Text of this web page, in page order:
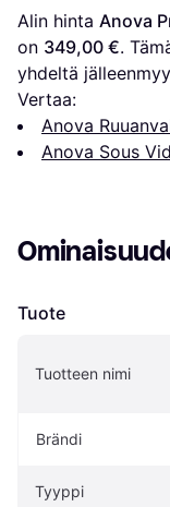
Alin hinta Anova
on 349,00 €.
yhdeltä
Vertaa:
Anova
Anova Sous
Tuote
Tuotteen nimi
Brändi
Tyyppi